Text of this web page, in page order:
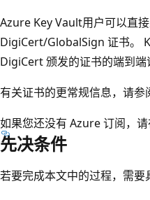
Azure Key Vault用户可以直
DigiCert/GlobalSign 证书。
DigiCert 颁发的证书的端到端
有关证书的更常规信息，请参
如果您还没有 Azure 订阅，
先决条件
若要完成本文中的过程，需要